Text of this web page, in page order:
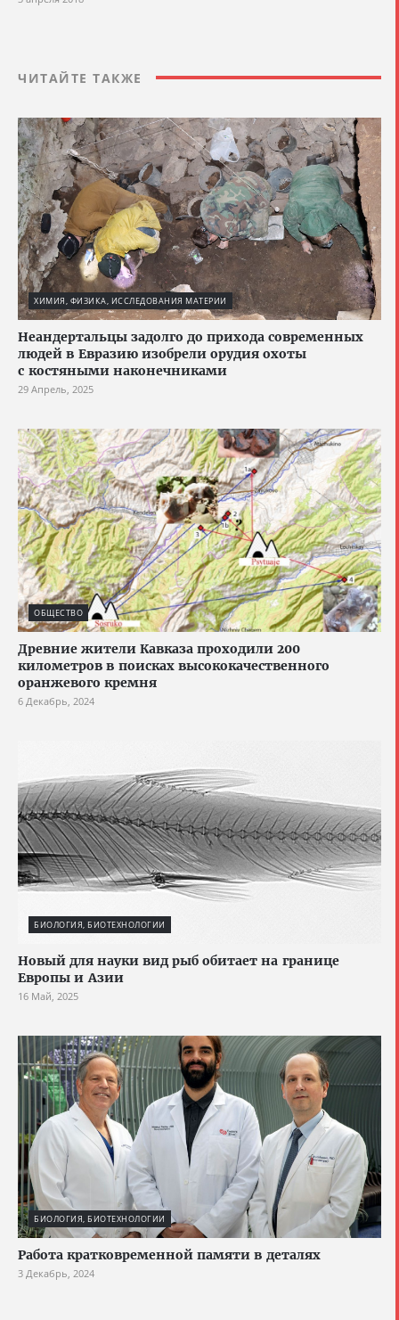
ЧИТАЙТЕ ТАКЖЕ
ХИМИЯ, ФИЗИКА, ИССЛЕДОВАНИЯ МАТЕРИИ
Неандертальцы задолго до прихода современных
людей в Евразию изобрели орудия охоты
с костяными наконечниками
29 Апрель, 2025
ОБЩЕСТВО
Древние жители Кавказа проходили 200
километров в поисках высококачественного
оранжевого кремня
6 Декабрь, 2024
БИОЛОГИЯ, БИОТЕХНОЛОГИИ
Новый для науки вид рыб обитает на границе
Европы и Азии
16 Май, 2025
БИОЛОГИЯ, БИОТЕХНОЛОГИИ
Работа кратковременной памяти в деталях
3 Декабрь, 2024